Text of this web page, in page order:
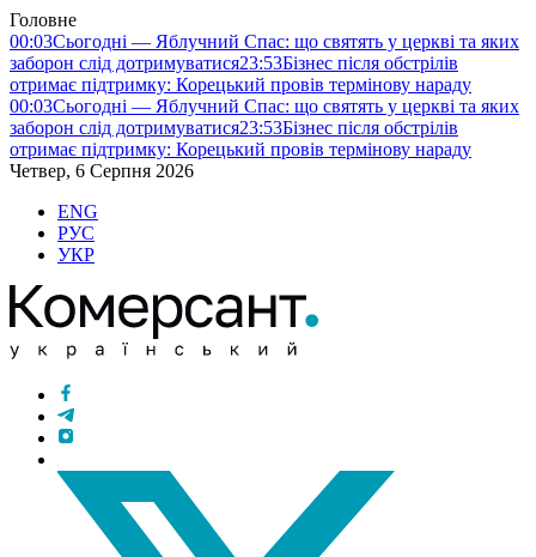
Головне
00:03Сьогодні — Яблучний Спас: що святять у церкві та яких
заборон слід дотримуватися23:53Бізнес після обстрілів
отримає підтримку: Корецький провів термінову нараду
00:03Сьогодні — Яблучний Спас: що святять у церкві та яких
заборон слід дотримуватися23:53Бізнес після обстрілів
отримає підтримку: Корецький провів термінову нараду
Четвер, 6 Серпня 2026
ENG
РУС
УКР